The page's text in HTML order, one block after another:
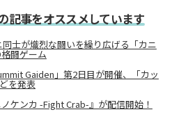
記事をオススメしています
士が熾烈な闘いを繰り広げる「カニ
闘ゲーム
Gaiden」第2日目が開催、「カッ
を発表
ケンカ -Fight Crab-』が配信開始！